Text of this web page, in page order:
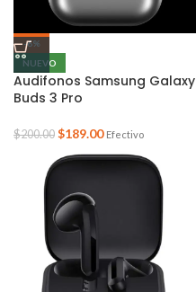
-6%
NUEVO
Audifonos Samsung Galaxy
Buds 3 Pro
$200.00 $189.00 Efectivo